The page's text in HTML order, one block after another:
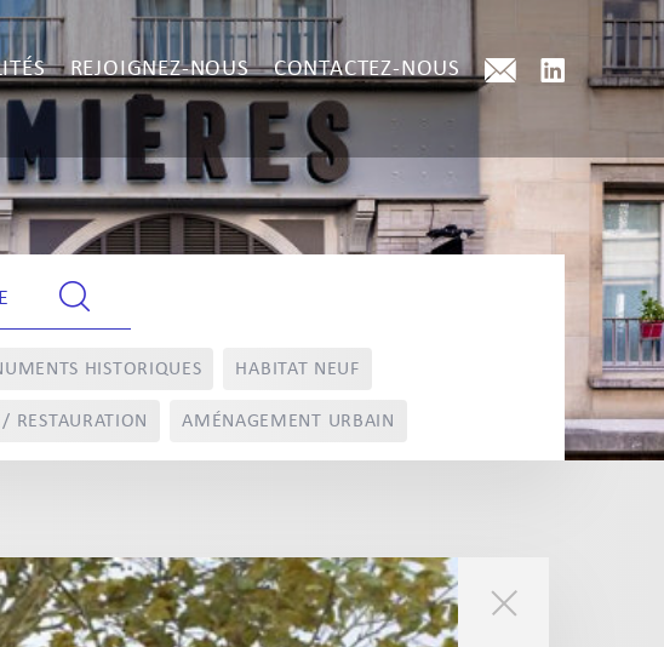
REJOIGNEZ-NOUS CONTACTEZ-NOUS
HISTORIQUES HABITAT NEUF
RESTAURATION AMÉNAGEMENT URBAIN